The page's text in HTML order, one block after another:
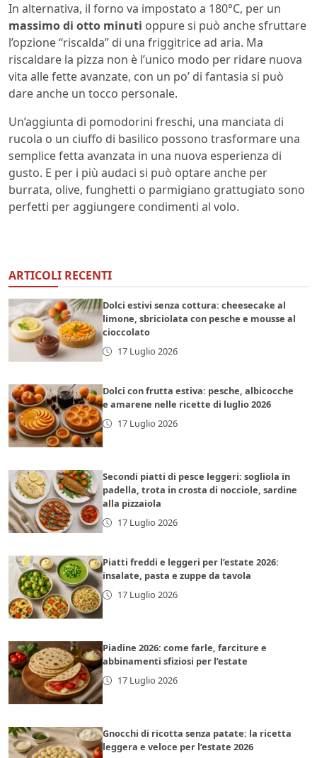
In alternativa, il forno va impostato a 180°C, per un
massimo di otto minuti oppure si può anche sfruttare
l’opzione “riscalda” di una friggitrice ad aria. Ma
riscaldare la pizza non è l’unico modo per ridare nuova
vita alle fette avanzate, con un po’ di fantasia si può
dare anche un tocco personale.
Un’aggiunta di pomodorini freschi, una manciata di
rucola o un ciuffo di basilico possono trasformare una
semplice fetta avanzata in una nuova esperienza di
gusto. E per i più audaci si può optare anche per
burrata, olive, funghetti o parmigiano grattugiato sono
perfetti per aggiungere condimenti al volo.
ARTICOLI RECENTI
Dolci estivi senza cottura: cheesecake al
limone, sbriciolata con pesche e mousse al
cioccolato
17 Luglio 2026
Dolci con frutta estiva: pesche, albicocche
e amarene nelle ricette di luglio 2026
17 Luglio 2026
Secondi piatti di pesce leggeri: sogliola in
padella, trota in crosta di nocciole, sardine
alla pizzaiola
17 Luglio 2026
Piatti freddi e leggeri per l’estate 2026:
insalate, pasta e zuppe da tavola
17 Luglio 2026
Piadine 2026: come farle, farciture e
abbinamenti sfiziosi per l’estate
17 Luglio 2026
Gnocchi di ricotta senza patate: la ricetta
leggera e veloce per l’estate 2026